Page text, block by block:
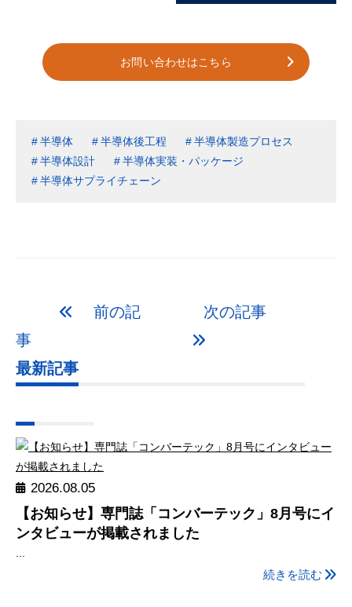
お問い合わせはこちら
半導体 半導体後工程
半導体製造プロセス
半導体設計
半導体実装・パッケージ
半導体サプライチェーン
前の記
事
次の記事
最新記事
2026.08.05
【お知らせ】専門誌「コンバーテック」8月号にイ
ンタビューが掲載されました
続きを読む